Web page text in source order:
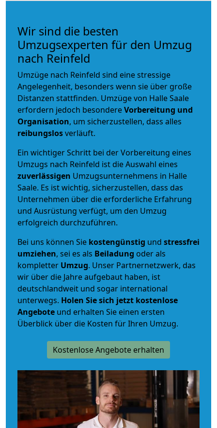
Wir sind die besten
Umzugsexperten für den Umzug
nach Reinfeld
Umzüge nach Reinfeld sind eine stressige
Angelegenheit, besonders wenn sie über große
Distanzen stattfinden. Umzüge von Halle Saale
erfordern jedoch besondereVorbereitung und
Organisation, um sicherzustellen, dass alles
reibungslosverläuft.
Ein wichtiger Schritt bei der Vorbereitung eines
Umzugs nach Reinfeld ist die Auswahl eines
zuverlässigen Umzugsunternehmens in Halle
Saale. Es ist wichtig, sicherzustellen, dass das
Unternehmen über die erforderliche Erfahrung
und Ausrüstung verfügt, um den Umzug
erfolgreich durchzuführen.
Bei uns können Sie kostengünstig und stressfrei
umziehen, sei es als Beiladung oder als
kompletter Umzug. Unser Partnernetzwerk, das
wir über die Jahre aufgebaut haben, ist
deutschlandweit und sogar international
unterwegs. Holen Sie sich jetzt kostenlose
Angebote und erhalten Sie einen ersten
Überblick über die Kosten für Ihren Umzug.
Kostenlose Angebote erhalten